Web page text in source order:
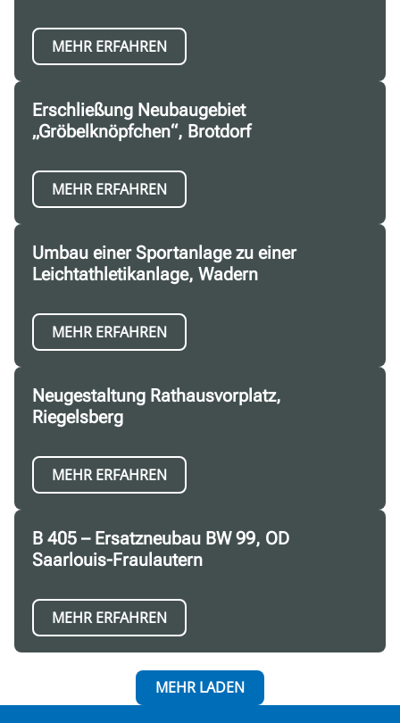
MEHR ERFAHREN
Erschließung Neubaugebiet
„Gröbelknöpfchen“, Brotdorf
MEHR ERFAHREN
Umbau einer Sportanlage zu einer
Leichtathletikanlage, Wadern
MEHR ERFAHREN
Neugestaltung Rathausvorplatz,
Riegelsberg
MEHR ERFAHREN
B 405 – Ersatzneubau BW 99, OD
Saarlouis-Fraulautern
MEHR ERFAHREN
MEHR LADEN